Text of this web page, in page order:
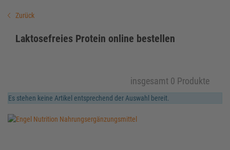
Zurück
Laktosefreies Protein online bestellen
insgesamt 0 Produkte
Es stehen keine Artikel entsprechend der Auswahl bereit.